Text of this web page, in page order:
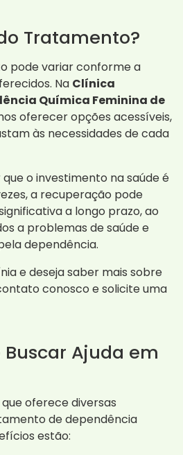
Tratamento?
pode variar conforme a
Na Clínica
Química Feminina de
oferecer opções acessíveis,
às necessidades de cada
o investimento na saúde é
a recuperação pode
a longo prazo, ao
a problemas de saúde e
dependência.
e deseja saber mais sobre
conosco e solicite uma
Ajuda em
oferece diversas
de dependência
estão: